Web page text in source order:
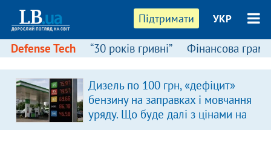
Підтримати УКР
Defense Tech “30 років гривні” Фінансова
Дизель по 100 грн, «дефіцит»
бензину на заправках і мовчання
уряду. Що буде далі з цінами на
пальне?